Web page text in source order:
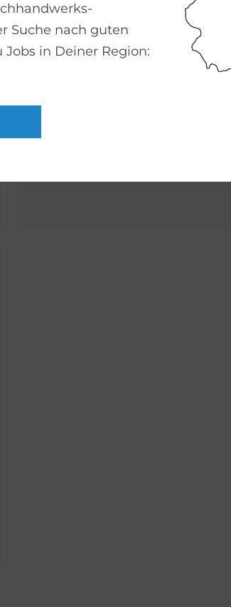
Ko­ope­ra­ti­on
Wir sind Mitglied der bad & heizung
einem Verbund von Fachbetrieben, mit
Hilfe wir unsere Arbeit kontinuierlich
und verbessern. Auch Dein
profitiert von dieser Zusammenarbeit.
Suche nach guten
in Deiner Region: